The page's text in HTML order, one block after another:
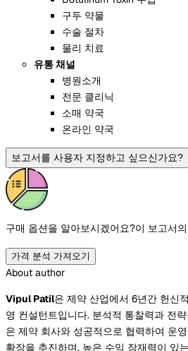
구두 약물
수술 절차
물리 치료
유통 채널
병원소개
전문 클리닉
소매 약국
온라인 약국
보고서를 사용자 지정하고 싶으신가요?
구매 옵션을 알아보시겠어요?이 보고서
가격 분석 가져오기
About author
Vipul Patil은 제약 산업에서 6년간 헌신
영 컨설턴트입니다. 분석적 통찰력과 전
은 제약 회사와 성공적으로 협력하여 운
확장을 추진하며, 높은 수익 잠재력이 있